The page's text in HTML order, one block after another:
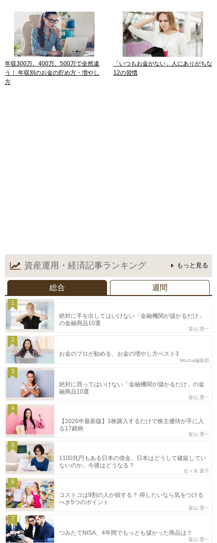
年収300万、400万、500万で全然違
う！ 年収別のお金の貯め方・増やし
方
「いつもお金がない」人にありがちな
12の習慣
資産運用・経済記事ランキング もっと見る
総合 週間
1
絶対に手を出してはいけない「金融機関が儲かるだけ」
の金融商品10選
畠山 憲一
2
お金のプロが勧める、お金の増やし方ベスト3
Mocha編集部
3
絶対に買ってはいけない「金融機関が儲かるだけ」の金
融商品10選
畠山 憲一
4
【2026年最新版】1株購入するだけで株主優待が手に入
る17銘柄
畠山 憲一
5
1100兆円もある日本の借金、日本はどうして破綻してい
ないのか。今後はどうなる？
佐々木 愛子
6
コストコは9割の人が損する？ 得したいなら気をつける
べき5つのポイント
畠山 憲一
7
つみたてNISA、4年間でもっとも儲かった商品は？
畠山 憲一